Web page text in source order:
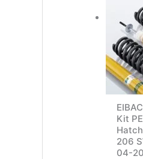
Kit
206
04-20